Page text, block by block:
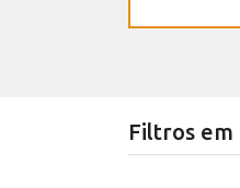
Filtros em